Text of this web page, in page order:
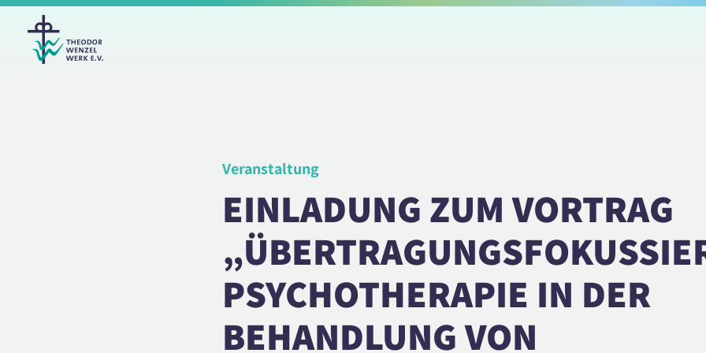
Veranstaltung
EINLADUNG ZUM VORTRAG
PSYCHOTHERAPIE IN DER
BEHANDLUNG VON